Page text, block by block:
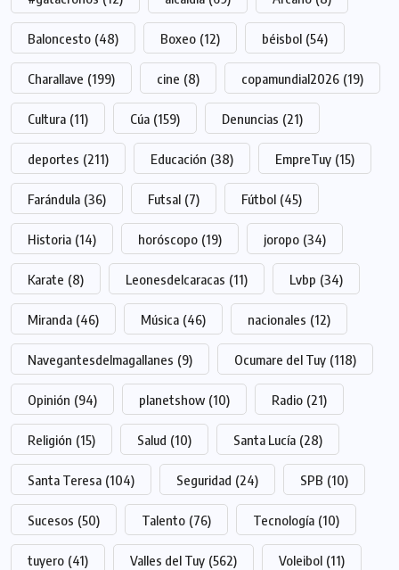
Baloncesto (48) Boxeo (12) béisbol (54)
Charallave (199) cine (8) copamundial2026 (19)
Cultura (11) Cúa (159) Denuncias (21)
deportes (211) Educación (38) EmpreTuy (15)
Farándula (36) Futsal (7) Fútbol (45)
Historia (14) horóscopo (19) joropo (34)
Karate (8) Leonesdelcaracas (11) Lvbp (34)
Miranda (46) Música (46) nacionales (12)
Navegantesdelmagallanes (9) Ocumare del Tuy (118)
Opinión (94) planetshow (10) Radio (21)
Religión (15) Salud (10) Santa Lucía (28)
Santa Teresa (104) Seguridad (24) SPB (10)
Sucesos (50) Talento (76) Tecnología (10)
tuyero (41) Valles del Tuy (562) Voleibol (11)